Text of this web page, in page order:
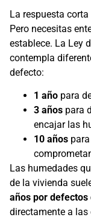
La respuesta corta
Pero necesitas
establece. La Ley
contempla
defecto:
1 año para
3 años para
encajar las
10 años
Las humedades
de la vivienda
años por defectos
directamente a